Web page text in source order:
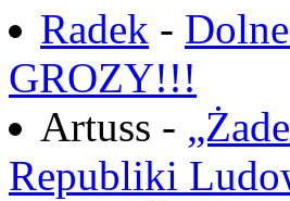
Radek -
GROZY!!!
Artuss -
Republiki